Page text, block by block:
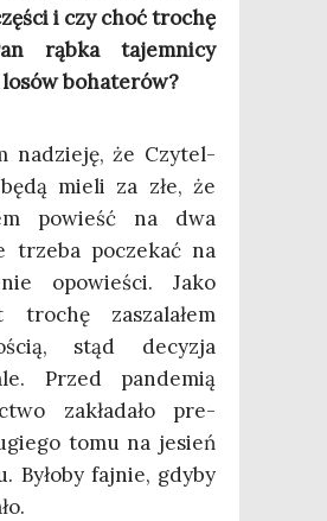
i czy choć tro­chę
rąb­ka tajem­ni­cy
bohaterów?
nadzie­ję, że Czy­tel­
mie­li za złe, że
powieść na dwa
trze­ba pocze­kać na
opo­wie­ści. Jako
tro­chę zasza­la­łem
stąd decy­zja
Przed pan­de­mią
zakła­da­ło pre­
tomu na jesień
Było­by faj­nie, gdy­by